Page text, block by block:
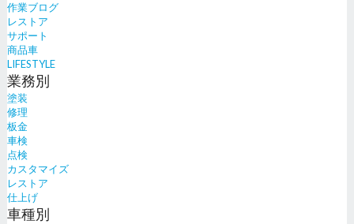
作業ブログ
レストア
サポート
商品車
LIFESTYLE
業務別
塗装
修理
板金
車検
点検
カスタマイズ
レストア
仕上げ
車種別